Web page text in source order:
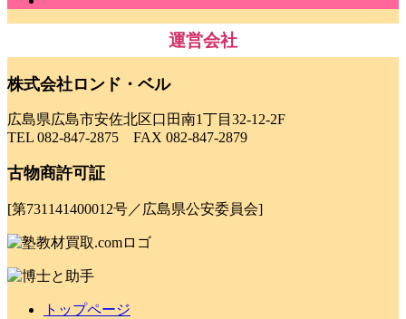
運営会社
株式会社ロンド・ベル
広島県広島市安佐北区口田南1丁目32-12-2F
TEL 082-847-2875 FAX 082-847-2879
古物商許可証
[第731141400012号／広島県公安委員会]
トップページ